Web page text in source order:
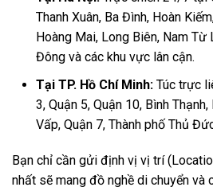
Thanh Xuân, Ba Đình, Hoàn
Hoàng Mai, Long Biên, Nam
Đông và các khu vực lân cận.
Tại TP. Hồ Chí Minh: Túc trực
3, Quận 5, Quận 10, Bình Thạnh,
Vấp, Quận 7, Thành phố Thủ
Bạn chỉ cần gửi định vị vị trí
nhất sẽ mang đồ nghề di chuyển và